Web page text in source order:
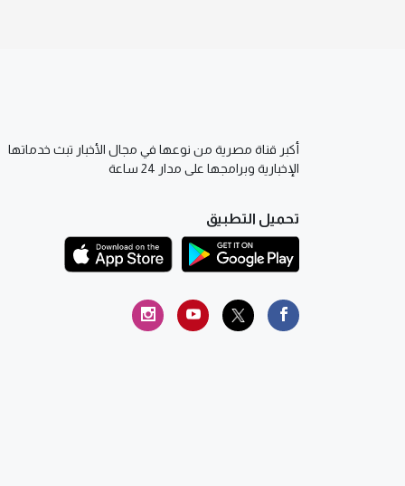
أكبر قناة مصرية من نوعها في مجال الأخبار تبث خدماتها
الإخبارية وبرامجها على مدار 24 ساعة
تحميل التطبيق